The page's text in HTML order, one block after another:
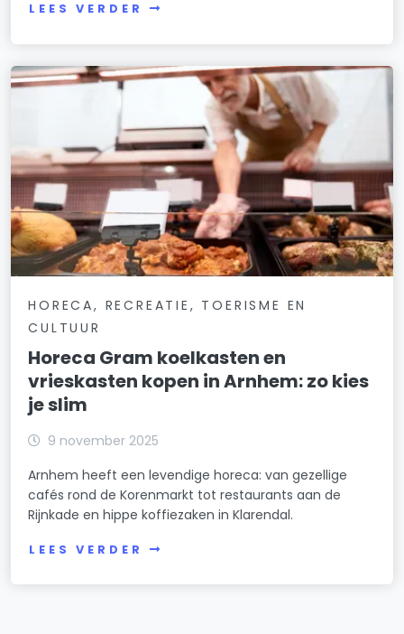
LEES VERDER
HORECA, RECREATIE, TOERISME EN
CULTUUR
Horeca Gram koelkasten en
vrieskasten kopen in Arnhem: zo kies
je slim
9 november 2025
Arnhem heeft een levendige horeca: van gezellige
cafés rond de Korenmarkt tot restaurants aan de
Rijnkade en hippe koffiezaken in Klarendal.
LEES VERDER